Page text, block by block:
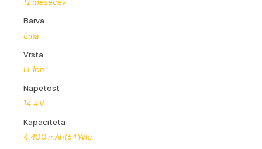
Barva
črna
Vrsta
Li-Ion
Napetost
14,4 V
Kapaciteta
4.400 mAh (64 Wh)